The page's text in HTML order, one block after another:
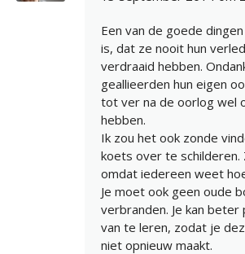
Een van de goede
is, dat ze nooit hun
verdraaid hebben.
geallieerden hun eigen
tot ver na de oorlog wel
hebben.
Ik zou het ook zonde
koets over te schilderen.
omdat iedereen weet
Je moet ook geen oude
verbranden. Je kan
van te leren, zodat je
niet opnieuw maakt.